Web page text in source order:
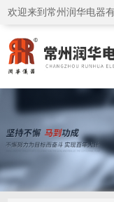
欢迎来到常州润华电器